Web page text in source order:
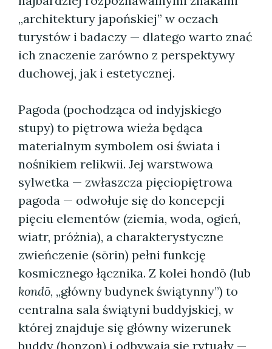
„architektury japońskiej” w oczach
turystów i badaczy — dlatego warto znać
ich znaczenie zarówno z perspektywy
duchowej, jak i estetycznej.
Pagoda (pochodząca od indyjskiego
stupy) to piętrowa wieża będąca
materialnym symbolem osi świata i
nośnikiem relikwii. Jej warstwowa
sylwetka — zwłaszcza pięciopiętrowa
pagoda — odwołuje się do koncepcji
pięciu elementów (ziemia, woda, ogień,
wiatr, próżnia), a charakterystyczne
zwieńczenie (sōrin) pełni funkcję
kosmicznego łącznika. Z kolei hondō (lub
kondō, „główny budynek świątynny”) to
centralna sala świątyni buddyjskiej, w
której znajduje się główny wizerunek
buddy (honzon) i odbywają się rytuały —